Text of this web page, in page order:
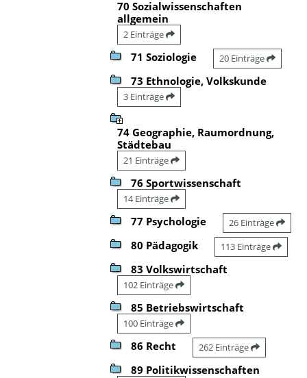
70 Sozialwissenschaften
allgemein
2 Einträge
71 Soziologie 20 Einträge
73 Ethnologie, Volkskunde
3 Einträge
74 Geographie, Raumordnung,
Städtebau
21 Einträge
76 Sportwissenschaft
14 Einträge
77 Psychologie 26 Einträge
80 Pädagogik 113 Einträge
83 Volkswirtschaft
102 Einträge
85 Betriebswirtschaft
100 Einträge
86 Recht 262 Einträge
89 Politikwissenschaften